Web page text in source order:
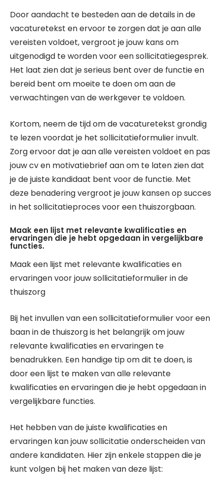
Door aandacht te besteden aan de details in de
vacaturetekst en ervoor te zorgen dat je aan alle
vereisten voldoet, vergroot je jouw kans om
uitgenodigd te worden voor een sollicitatiegesprek.
Het laat zien dat je serieus bent over de functie en
bereid bent om moeite te doen om aan de
verwachtingen van de werkgever te voldoen.
Kortom, neem de tijd om de vacaturetekst grondig
te lezen voordat je het sollicitatieformulier invult.
Zorg ervoor dat je aan alle vereisten voldoet en pas
jouw cv en motivatiebrief aan om te laten zien dat
je de juiste kandidaat bent voor de functie. Met
deze benadering vergroot je jouw kansen op succes
in het sollicitatieproces voor een thuiszorgbaan.
Maak een lijst met relevante kwalificaties en
ervaringen die je hebt opgedaan in vergelijkbare
functies.
Maak een lijst met relevante kwalificaties en
ervaringen voor jouw sollicitatieformulier in de
thuiszorg
Bij het invullen van een sollicitatieformulier voor een
baan in de thuiszorg is het belangrijk om jouw
relevante kwalificaties en ervaringen te
benadrukken. Een handige tip om dit te doen, is
door een lijst te maken van alle relevante
kwalificaties en ervaringen die je hebt opgedaan in
vergelijkbare functies.
Het hebben van de juiste kwalificaties en
ervaringen kan jouw sollicitatie onderscheiden van
andere kandidaten. Hier zijn enkele stappen die je
kunt volgen bij het maken van deze lijst: